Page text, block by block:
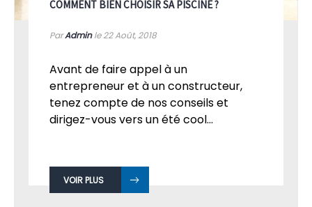
COMMENT BIEN CHOISIR SA PISCINE ?
ParAdminle 22Août, 2018
Avant de faire appel à un
entrepreneur et à un constructeur,
tenez compte de nos conseils et
dirigez-vous vers un été cool...
VOIR PLUS